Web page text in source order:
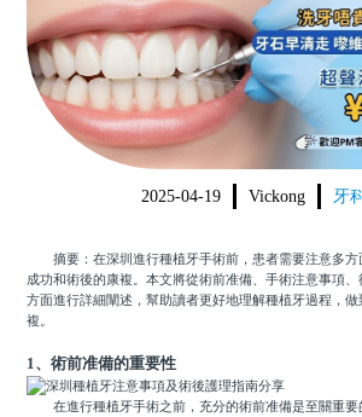
品牌介紹
環境設備
醫院新聞
收費標準
N
收費總表
植牙收費
根管收費
美學收費
箍牙收費
醫生團隊
門診時間
2025-04-19 Vickong 牙
摘要：在深圳進行種植牙手術前，患者需要注意多方
成功和術後的康複。本文將從術前准備、手術注意事項
方面進行詳細闡述，幫助讀者更好地理解種植牙過程，
複。
1、術前准備的重要性
在進行種植牙手術之前，充分的術前准備是至關重要